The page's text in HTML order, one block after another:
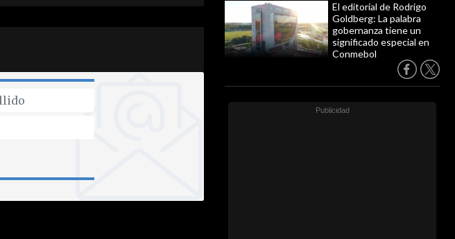
El editorial de Rodrigo
Goldberg: La palabra
gobernanza tiene un
significado especial en
Conmebol